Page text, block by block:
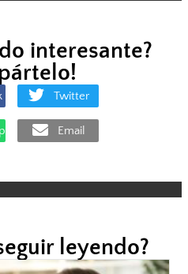
interesante?
Twitter
Email
leyendo?